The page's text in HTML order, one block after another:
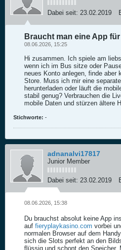
Dabei seit: 23.02.2019
Braucht man eine App
08.06.2026, 15:25
Hi zusammen. Ich spiele am
wenn ich im Bus sitze oder
neues Konto anlegen, finde aber
Store. Muss ich mir eine
herunterladen oder läuft die
stabil genug? Verbrauchen die
mobile Daten und stürzen ältere
Stichworte: -
adnanalvi17817
Junior Member
Dabei seit: 23.02.2019
08.06.2026, 15:38
Du brauchst absolut keine App
auf fieryplaykasino.com vorbei
normalen Browser auf dem
sich die Slots perfekt an den
flüssig und schont den Speicher.